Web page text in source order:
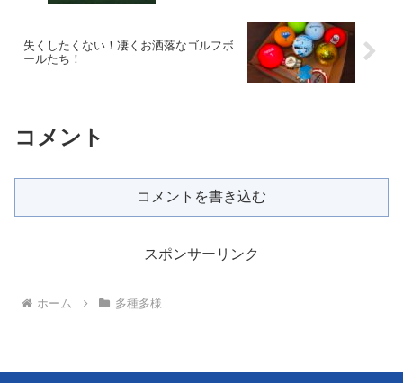
失くしたくない！凄くお洒落なゴルフボ
ールたち！
コメント
コメントを書き込む
スポンサーリンク
ホーム 多種多様